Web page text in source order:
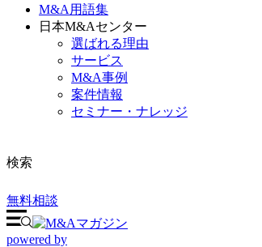
M&A用語集
日本M&Aセンター
選ばれる理由
サービス
M&A事例
案件情報
セミナー・ナレッジ
検索
無料相談
powered by